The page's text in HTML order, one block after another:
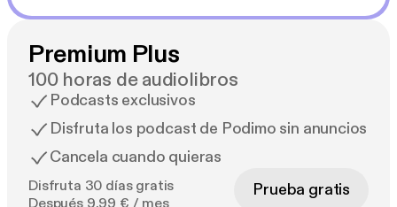
Premium Plus
100 horas de audiolibros
Podcasts exclusivos
Disfruta los podcast de Podimo sin anuncios
Cancela cuando quieras
Disfruta 30 días gratis
Después 9,99 € / mes
Prueba gratis